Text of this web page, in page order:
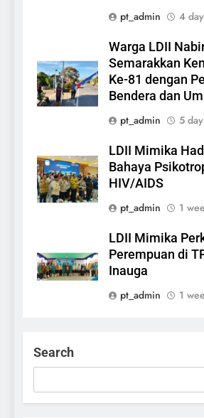
pt_admin
4
Warga LDII
Semarakkan
Ke-81 dengan
Bendera dan
pt_admin
5
LDII Mimika
Bahaya
HIV/AIDS
pt_admin
1
LDII Mimika
Perempuan di
Inauga
pt_admin
1
Search